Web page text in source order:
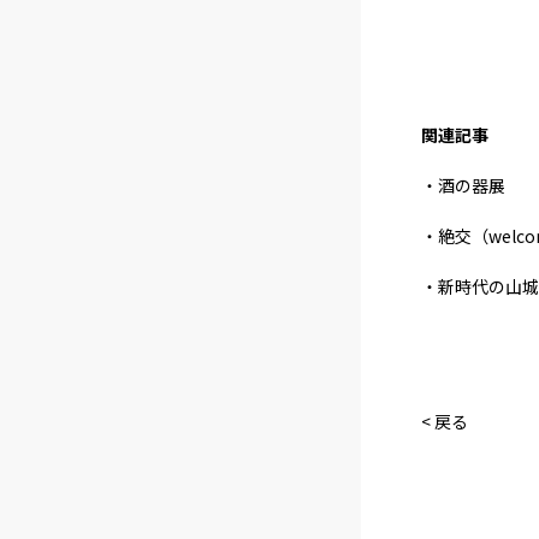
関連記事
・酒の器展
・絶交（
・新時代の山
< 戻る